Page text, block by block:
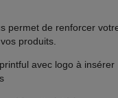
permet de renforcer
produits.